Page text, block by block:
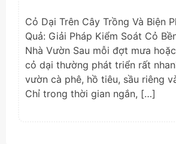
Cỏ Dại Trên Cây Trồng Và Biện
Quả: Giải Pháp Kiểm Soát Cỏ
Nhà Vườn Sau mỗi đợt mưa
cỏ dại thường phát triển rất
vườn cà phê, hồ tiêu, sầu riêng
Chỉ trong thời gian ngắn, […]